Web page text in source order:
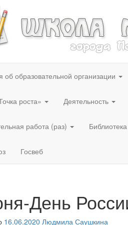
об образовательной организации
роста» Деятельность
работа (раз) Библиотека
Госвеб
День
16.06.2020 Людмила Саушкина